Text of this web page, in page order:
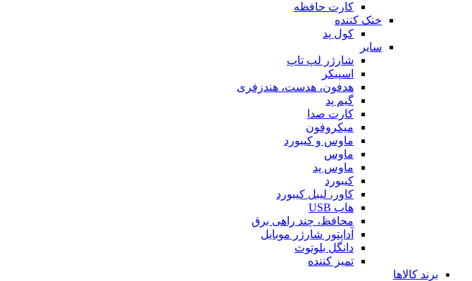
کارت حافظه
خنک کننده
کول پد
سایر
شارژر لپ تاپ
اسپیکر
هدفون، هدست، هندزفری
گیم پد
کارت صدا
میکروفون
ماوس و کیبورد
ماوس
ماوس پد
کیبورد
کاور، لیبل کیبورد
هاب USB
محافظ، چند راهی برق
آداپتور شارژر موبایل
دانگل بلوتوث
تمیز کننده
برند کالاها